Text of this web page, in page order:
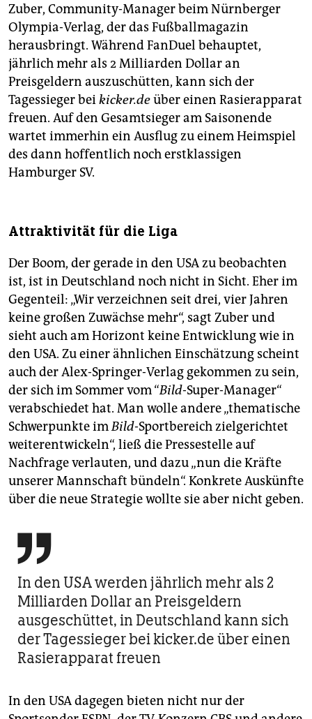
Zuber, Community-Manager beim Nürnberger
Olympia-Verlag, der das Fußballmagazin
herausbringt. Während FanDuel behauptet,
jährlich mehr als 2 Milliarden Dollar an
Preisgeldern auszuschütten, kann sich der
Tagessieger beikicker.deüber einen Rasierapparat
freuen. Auf den Gesamtsieger am Saisonende
wartet immerhin ein Ausflug zu einem Heimspiel
des dann hoffentlich noch erstklassigen
Hamburger SV.
Attraktivität für die Liga
Der Boom, der gerade in den USA zu beobachten
ist, ist in Deutschland noch nicht in Sicht. Eher im
Gegenteil: „Wir verzeichnen seit drei, vier Jahren
keine großen Zuwächse mehr“, sagt Zuber und
sieht auch am Horizont keine Entwicklung wie in
den USA. Zu einer ähnlichen Einschätzung scheint
auch der Alex-Springer-Verlag gekommen zu sein,
der sich im Sommer vom “Bild-Super-Manager“
verabschiedet hat. Man wolle andere „thematische
Schwerpunkte imBild-Sportbereich zielgerichtet
weiterentwickeln“, ließ die Pressestelle auf
Nachfrage verlauten, und dazu „nun die Kräfte
unserer Mannschaft bündeln“. Konkrete Auskünfte
über die neue Strategie wollte sie aber nicht geben.

In den USA werden jährlich mehr als 2
Milliarden Dollar an Preisgeldern
ausgeschüttet, in Deutschland kann sich
der Tagessieger bei kicker.de über einen
Rasierapparat freuen
In den USA dagegen bieten nicht nur der